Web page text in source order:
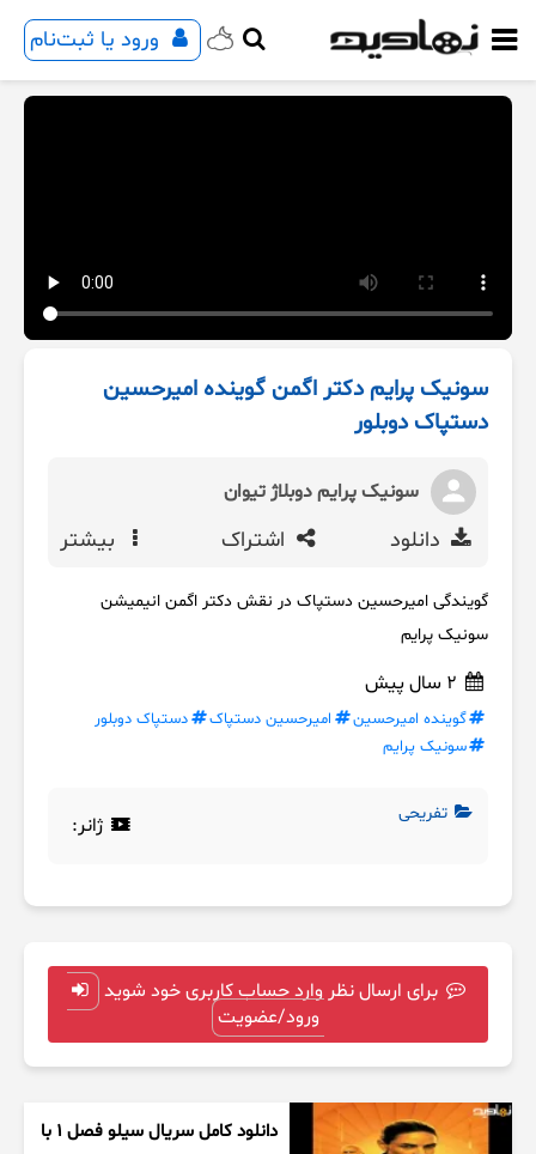
ورود یا ثبت‌نام
سونیک پرایم دکتر اگمن گوینده امیرحسین
دستپاک دوبلور
سونیک پرایم دوبلاژ تیوان
دانلود اشتراک بیشتر
گویندگی امیرحسین دستپاک در نقش دکتر اگمن انیمیشن
سونیک پرایم
گوینده امیرحسین امیرحسین دستپاک
دستپاک دوبلور
سونیک پرایم
تفریحی ژانر:
برای ارسال نظر وارد حساب کاربری خود شوید
ورود/عضویت
دانلود کامل سریال سیلو فصل ۱ با